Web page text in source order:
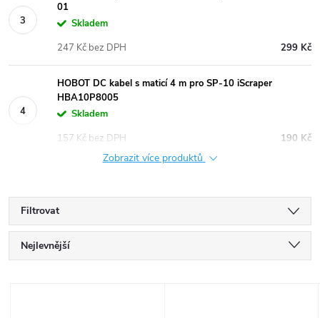
01
Skladem
299 Kč
247 Kč bez DPH
HOBOT DC kabel s maticí 4 m pro SP-10 iScraper
HBA10P8005
Skladem
190 Kč
157 Kč bez DPH
Zobrazit více produktů
Filtrovat
Ř
Nejlevnější